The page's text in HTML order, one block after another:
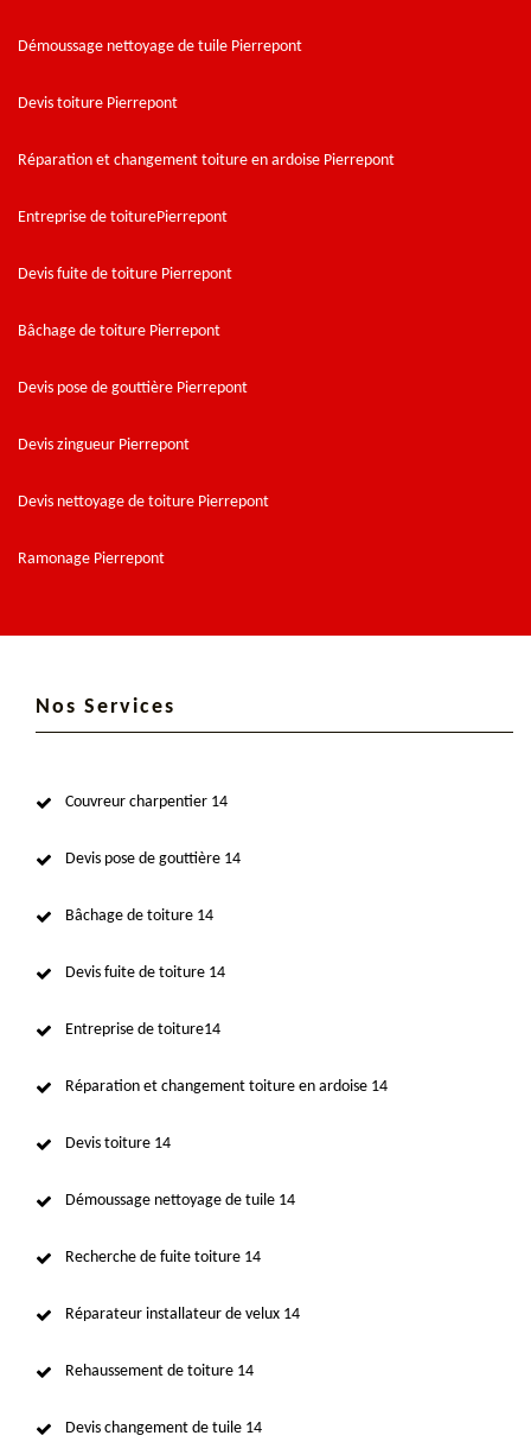
Démoussage nettoyage de tuile Pierrepont
Devis toiture Pierrepont
Réparation et changement toiture en ardoise Pierrepont
Entreprise de toiturePierrepont
Devis fuite de toiture Pierrepont
Bâchage de toiture Pierrepont
Devis pose de gouttière Pierrepont
Devis zingueur Pierrepont
Devis nettoyage de toiture Pierrepont
Ramonage Pierrepont
Nos Services
Couvreur charpentier 14
Devis pose de gouttière 14
Bâchage de toiture 14
Devis fuite de toiture 14
Entreprise de toiture14
Réparation et changement toiture en ardoise 14
Devis toiture 14
Démoussage nettoyage de tuile 14
Recherche de fuite toiture 14
Réparateur installateur de velux 14
Rehaussement de toiture 14
Devis changement de tuile 14